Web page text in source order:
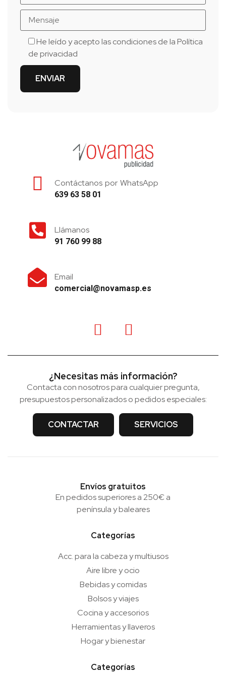
He leído y acepto las condiciones de laPolítica
de privacidad
Contáctanos por WhatsApp
639 63 58 01
Llámanos
91 760 99 88
Email
comercial@novamasp.es
¿Necesitas más información?
Contacta con nosotros para cualquier pregunta,
presupuestos personalizados o pedidos especiales:
CONTACTAR SERVICIOS
Envíos gratuitos
En pedidos superiores a 250€ a
península y baleares
Categorías
Acc. para la cabeza y multiusos
Aire libre y ocio
Bebidas y comidas
Bolsos y viajes
Cocina y accesorios
Herramientas y llaveros
Hogar y bienestar
Categorías